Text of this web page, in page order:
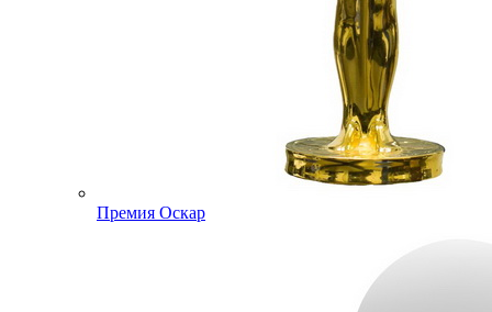
Премия Оскар